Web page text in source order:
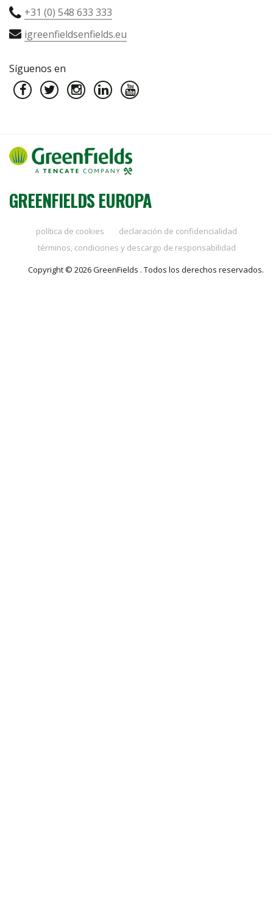
+31 (0) 548 633 333
igreenfieldsenfields.eu
Síguenos en
GREENFIELDS EUROPA
política de cookies
declaración de confidencialidad
términos, condiciones y descargo de responsabilidad
Copyright © 2026 GreenFields . Todos los derechos reservados.